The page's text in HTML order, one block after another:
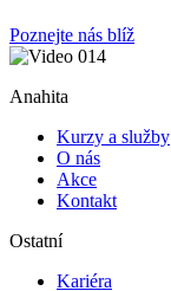
Poznejte nás blíž
Anahita
Kurzy a služby
O nás
Akce
Kontakt
Ostatní
Kariéra